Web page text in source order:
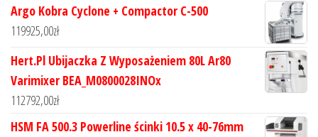
Argo Kobra Cyclone + Compactor C-500
119925,00zł
Hert.Pl Ubijaczka Z Wyposażeniem 80L Ar80
Varimixer BEA_M0800028INOx
112792,00zł
HSM FA 500.3 Powerline ścinki 10.5 x 40-76mm